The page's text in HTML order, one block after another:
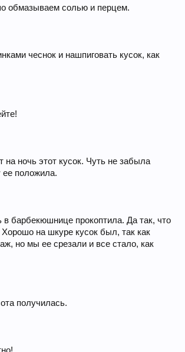
обмазываем солью и перцем.
чеснок и нашпиговать кусок, как
на ночь этот кусок. Чуть не забыла
ее положила.
в барбекюшнице прокоптила. Да так, что
на шкуре кусок был, так как
но мы ее срезали и все стало, как
получилась.